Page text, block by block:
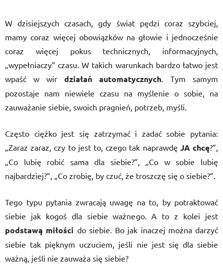
W dzisiejszych czasach, gdy świat pędzi coraz szybciej,
mamy coraz więcej obowiązków na głowie i jednocześnie
coraz więcej pokus technicznych, informacyjnych,
„wypełniaczy” czasu. W takich warunkach bardzo łatwo jest
wpaść w wir działań automatycznych. Tym samym
pozostaje nam niewiele czasu na myślenie o sobie, na
zauważanie siebie, swoich pragnień, potrzeb, myśli.
Często ciężko jest się zatrzymać i zadać sobie pytania:
„Zaraz zaraz, czy to jest to, czego tak naprawdę JA chcę?”,
„Co lubię robić sama dla siebie?”, „Co w sobie lubię
najbardziej?”, „Co zrobię, by czuć, że troszczę się o siebie?”.
Tego typu pytania zwracają uwagę na to, by potraktować
siebie jak kogoś dla siebie ważnego. A to z kolei jest
podstawą miłości do siebie. Bo jak inaczej można darzyć
siebie tak pięknym uczuciem, jeśli nie jest się dla siebie
ważną, jeśli nie zauważa się siebie?